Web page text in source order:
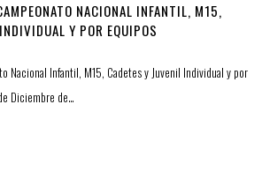
NACIONAL INFANTIL, M15,
Y POR EQUIPOS
Nacional Infantil, M15, Cadetes y Juvenil Individual y por
Diciembre de…